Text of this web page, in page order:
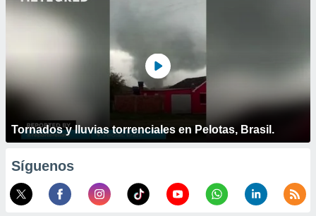
Tornados y lluvias torrenciales en Pelotas, Brasil.
Síguenos